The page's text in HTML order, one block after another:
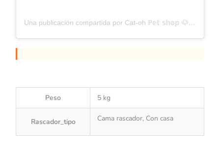
Una publicación compartida por Cat-oh ℙ𝕖𝕥 𝕤𝕙𝕠𝕡 🐶🐱 (@cat_oh_petshop)
Peso 5 kg
Rascador_tipo Cama rascador, Con casa